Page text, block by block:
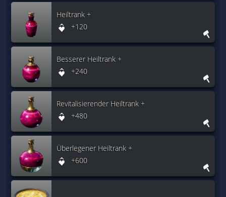
Heiltrank +
+120
Besserer Heiltrank +
+240
Revitalisierender Heiltrank +
+480
Überlegener Heiltrank +
+600